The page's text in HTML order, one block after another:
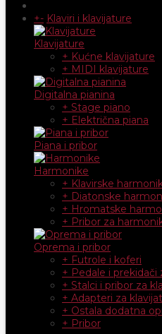
+- Klaviri i klavijature
Klavijature
+ Kućne klavijature
+ MIDI klavijature
Digitalna pianina
+ Stage piano
+ Električna piana
Piana i pribor
Harmonike
+ Klavirske
+ Diatonske
+ Hromatske
+ Pribor za
Oprema i pribor
+ Futrole i koferi
+ Pedale i prekidači
+ Stalci i pribor za
+ Adapteri za
+ Ostala dodatna
+ Pribor